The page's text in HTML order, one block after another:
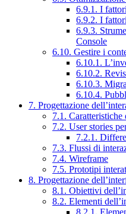
6.9.1. I fattori
6.9.2. I fattori
6.9.3.
Console
6.10. Gestire i
6.10.1.
6.10.2.
6.10.3.
6.10.4.
7. Progettazione
7.1. Caratteristiche
7.2. User stories
7.2.1.
7.3. Flussi di
7.4. Wireframe
7.5. Prototipi
8. Progettazione
8.1. Obiettivi
8.2. Elementi
8.2.1.